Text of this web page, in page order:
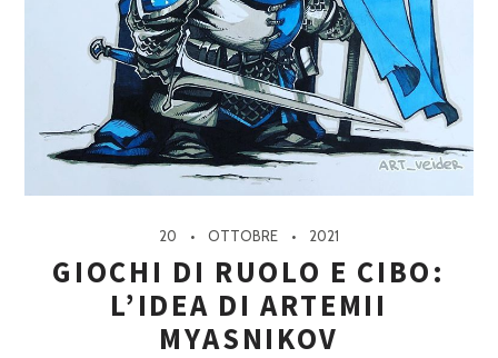
20 OTTOBRE 2021
GIOCHI DI RUOLO E CIBO:
L’IDEA DI ARTEMII
MYASNIKOV